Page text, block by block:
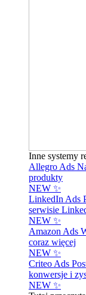
Inne systemy
Allegro Ads
produkty
NEW ✨
LinkedIn Ads
serwisie
NEW ✨
Amazon Ads
coraz więcej
NEW ✨
Criteo Ads
konwersje i
NEW ✨